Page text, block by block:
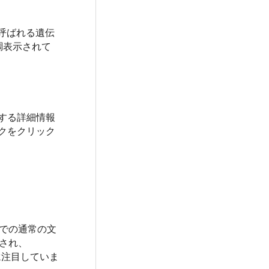
ばれる遺伝
示されて
る詳細情報
をクリック
の通常の文
れ、
目していま